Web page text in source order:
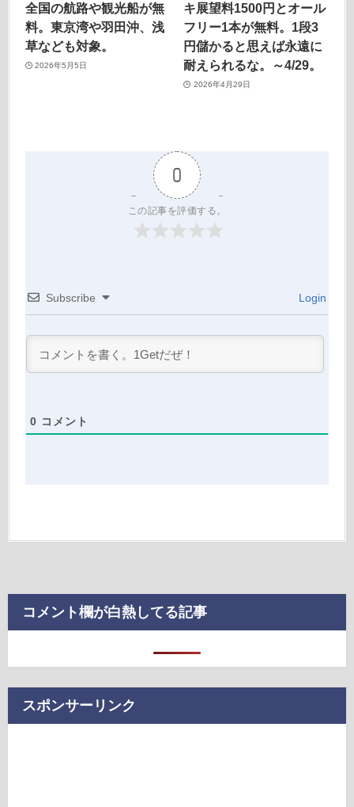
全国の航路や観光船が無
料。東京湾や羽田沖、浅
草なども対象。
2026年5月5日
キ展望料1500円とオール
フリー1本が無料。1段3
円儲かると思えば永遠に
耐えられるな。～4/29。
2026年4月29日
0
この記事を評価する。
Subscribe Login
0 コメント
コメント欄が白熱してる記事
スポンサーリンク